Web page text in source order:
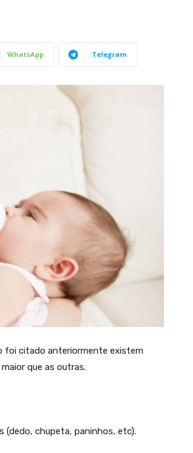
WhatsApp Telegram
foi citado anteriormente existem
que as outras.
(dedo, chupeta, paninhos, etc).